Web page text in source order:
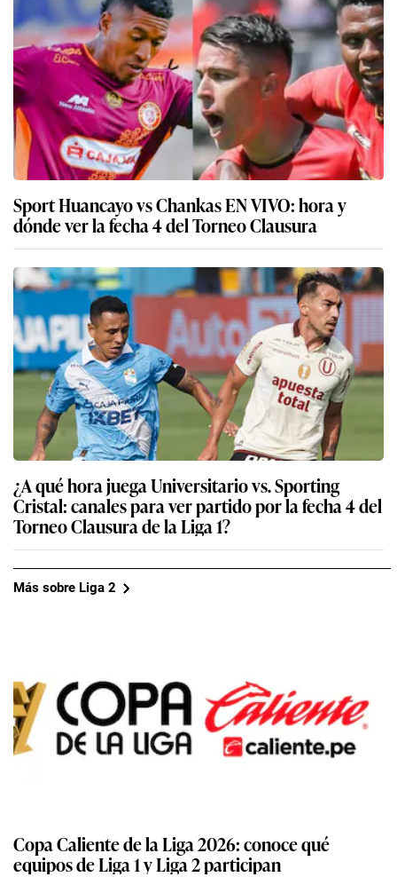
Sport Huancayo vs Chankas EN VIVO: hora y
dónde ver la fecha 4 del Torneo Clausura
¿A qué hora juega Universitario vs. Sporting
Cristal: canales para ver partido por la fecha 4 del
Torneo Clausura de la Liga 1?
Más sobre Liga 2
Copa Caliente de la Liga 2026: conoce qué
equipos de Liga 1 y Liga 2 participan